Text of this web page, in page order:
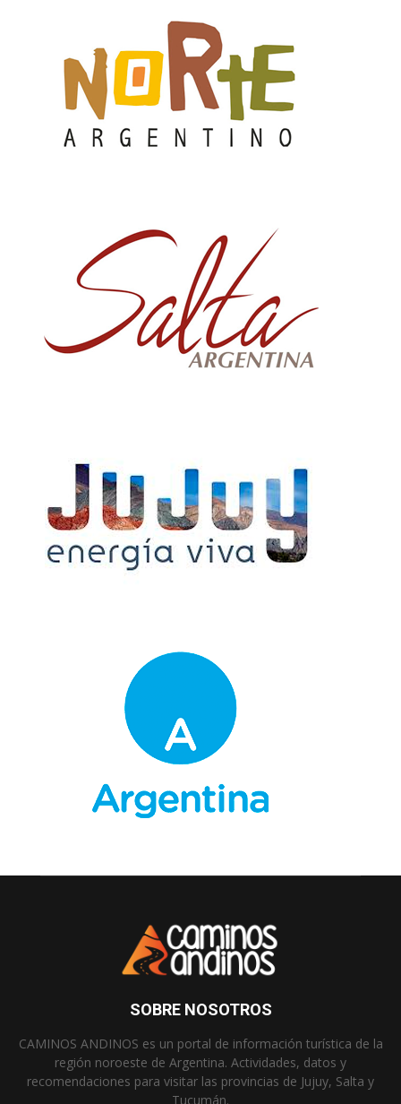
SOBRE NOSOTROS
CAMINOS ANDINOS es un portal de información turística de la
región noroeste de Argentina. Actividades, datos y
recomendaciones para visitar las provincias de Jujuy, Salta y
Tucumán.